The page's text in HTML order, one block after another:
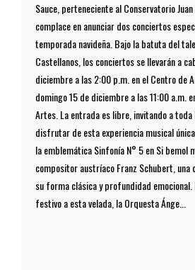
Sauce, perteneciente al Conservatorio
complace en anunciar dos conciertos
temporada navideña. Bajo la batuta del
Castellanos, los conciertos se llevarán a
diciembre a las 2:00 p.m. en el Centro de
domingo 15 de diciembre a las 11:00 a.m.
Artes. La entrada es libre, invitando a toda
disfrutar de esta experiencia musical
la emblemática Sinfonía N° 5 en Si bemol
compositor austríaco Franz Schubert, una
su forma clásica y profundidad
festivo a esta velada, la Orquesta Ánge...